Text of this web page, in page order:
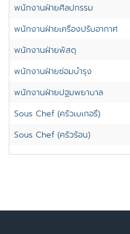
พนักงานฝ่ายศิลปกรรม
พนักงานฝ่ายเครื่องปรับอากาศ
พนักงานฝ่ายพัสดุ
พนักงานฝ่ายซ่อมบำรุง
พนักงานฝ่ายปฐมพยาบาล
Sous Chef (ครัวเบเกอรี่)
Sous Chef (ครัวร้อน)